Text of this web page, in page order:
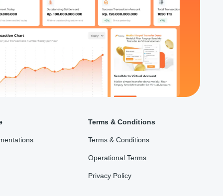
Terms & Conditions
Terms & Conditions
Operational Terms
Privacy Policy